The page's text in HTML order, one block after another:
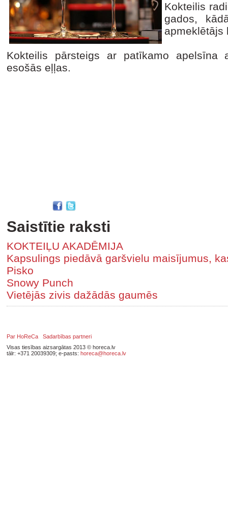
Kokteilis
gados,
apmeklētājs
Kokteilis pārsteigs ar patīkamo apelsīna
esošās eļļas.
Saistītie raksti
KOKTEIĻU AKADĒMIJA
Kapsulings piedāvā garšvielu maisījumus,
Pisko
Snowy Punch
Vietējās zivis dažādās gaumēs
Par HoReCa
Sadarbības partneri
Visas tiesības aizsargātas 2013 © horeca.lv
tālr: +371 20039309; e-pasts: horeca@horeca.lv